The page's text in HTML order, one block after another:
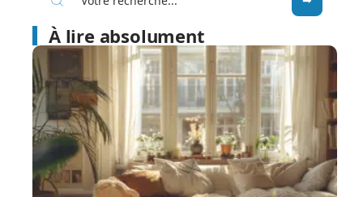
À lire absolument